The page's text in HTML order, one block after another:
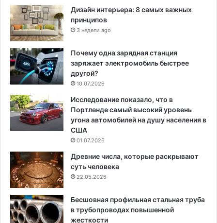
Дизайн интерьера: 8 самых важных
принципов
3 недели ago
Почему одна зарядная станция
заряжает электромобиль быстрее
другой?
10.07.2026
Исследование показало, что в
Портленде самый высокий уровень
угона автомобилей на душу населения в
США
01.07.2026
Древние числа, которые раскрывают
суть человека
22.05.2026
Бесшовная профильная стальная труба
в трубопроводах повышенной
жесткости